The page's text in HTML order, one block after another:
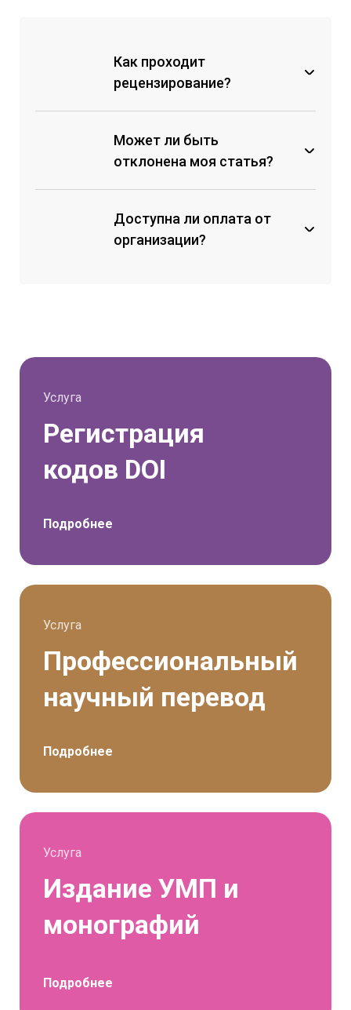
с помощью перевода на карту
Сбербанка;
Как проходит
рецензирование?
Может ли быть
отклонена моя статья?
Коллектив авторов не внес
организационный взнос;
законодательству РФ;
Материал содержит призыв к
экстремизму, ущемляет или
дискриминирует различные
Доступна ли оплата от
организации?
Услуга
Регистрация
кодов DOI
Подробнее
Услуга
Профессиональный
научный перевод
Подробнее
Услуга
Издание УМП и
монографий
Подробнее